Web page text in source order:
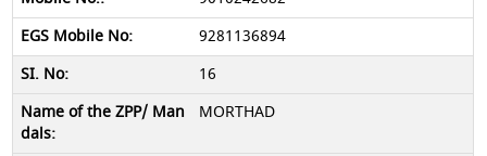
9281136894
16
MORTHAD